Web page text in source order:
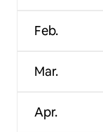
Feb.
Mar.
Apr.